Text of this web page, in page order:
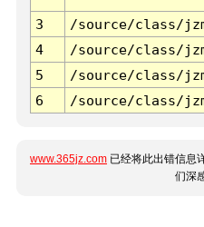
3 /source/class/
4
/source/class/
5
/source/class/
6
/source/class/
www.365jz.com 已经将此出错信息
们深